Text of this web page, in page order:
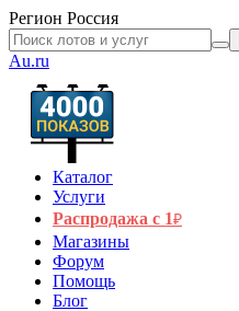
Регион Россия
Au.ru
Каталог
Услуги
Распродажа с 1₽
Магазины
Форум
Помощь
Блог